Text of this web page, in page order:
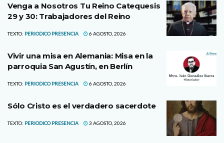
Venga a Nosotros Tu Reino Catequesis
29 y 30: Trabajadores del Reino
TEXTO: PERIODICO PRESENCIA 6 AGOSTO, 2026
Vivir una misa en Alemania: Misa en la
parroquia San Agustín, en Berlín
TEXTO: PERIODICO PRESENCIA 6 AGOSTO, 2026
Sólo Cristo es el verdadero sacerdote
TEXTO: PERIODICO PRESENCIA 3 AGOSTO, 2026